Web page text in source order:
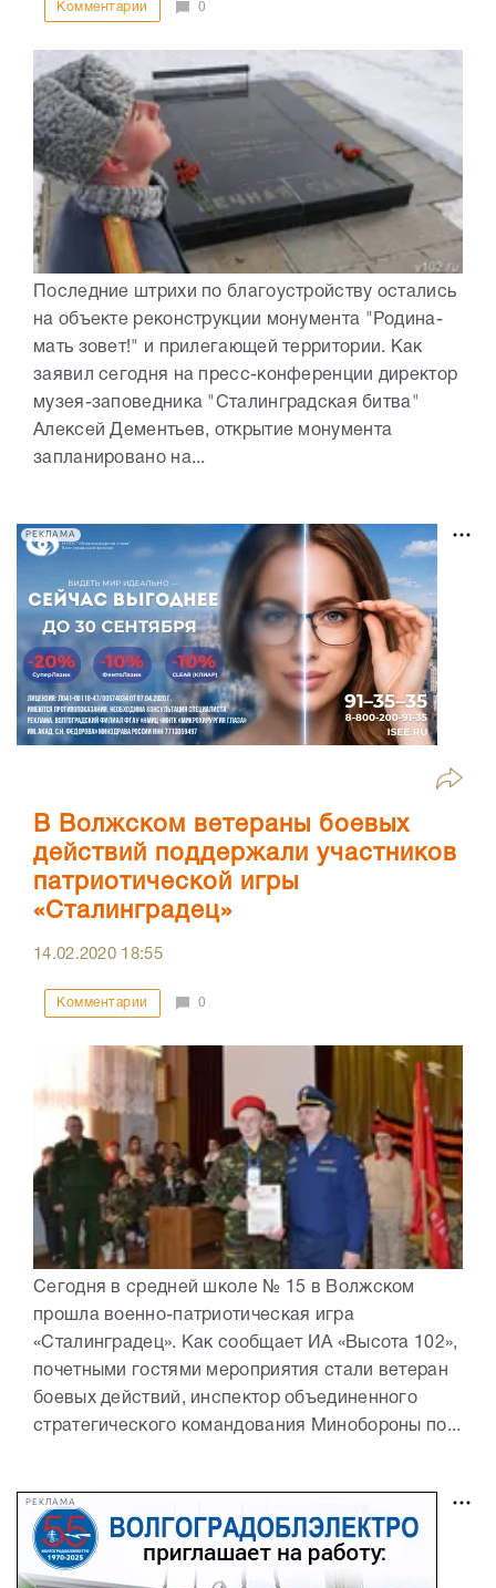
Комментарии 0
Последние штрихи по благоустройству остались
на объекте реконструкции монумента "Родина-
мать зовет!" и прилегающей территории. Как
заявил сегодня на пресс-конференции директор
музея-заповедника "Сталинградская битва"
Алексей Дементьев, открытие монумента
запланировано на...
РЕКЛАМА
В Волжском ветераны боевых
действий поддержали участников
патриотической игры
«Сталинградец»
14.02.2020 18:55
Комментарии 0
Сегодня в средней школе № 15 в Волжском
прошла военно-патриотическая игра
«Сталинградец». Как сообщает ИА «Высота 102»,
почетными гостями мероприятия стали ветеран
боевых действий, инспектор объединенного
стратегического командования Минобороны по...
РЕКЛАМА